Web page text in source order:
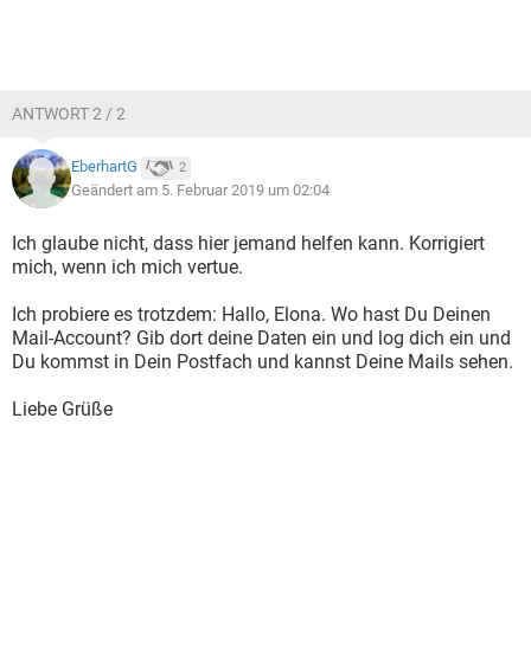
ANTWORT 2 / 2
EberhartG 2
Geändert am 5. Februar 2019 um 02:04
Ich glaube nicht, dass hier jemand helfen kann. Korrigiert
mich, wenn ich mich vertue.
Ich probiere es trotzdem: Hallo, Elona. Wo hast Du Deinen
Mail-Account? Gib dort deine Daten ein und log dich ein und
Du kommst in Dein Postfach und kannst Deine Mails sehen.
Liebe Grüße